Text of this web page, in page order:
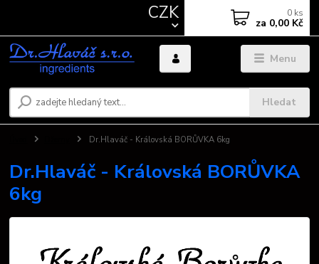
Menu
CZK
Hledat
0 ks
za 0,00 Kč
Dr.Hlaváč - Královská BORŮVKA 6kg
Dr.Hlaváč - Královská BORŮVKA
6kg